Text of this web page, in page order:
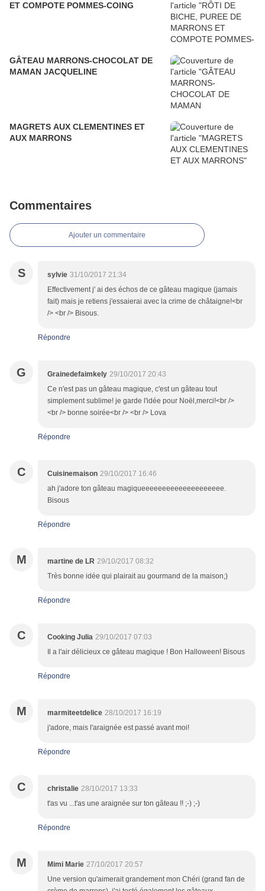
ET COMPOTE POMMES-COING
GÂTEAU MARRONS-CHOCOLAT DE
MAMAN JACQUELINE
MAGRETS AUX CLEMENTINES ET
AUX MARRONS
Commentaires
Ajouter un commentaire
S sylvie 31/10/2017 21:34
Effectivement j' ai des échos de ce gâteau magique (jamais
fait) mais je retiens j'essaierai avec la crime de châtaigne!<br
/> <br /> Bisous.
Répondre
G Grainedefaimkely 29/10/2017 20:43
Ce n'est pas un gâteau magique, c'est un gâteau tout
simplement sublime! je garde l'idée pour Noël,merci!<br />
<br /> bonne soirée<br /> <br /> Lova
Répondre
C Cuisinemaison 29/10/2017 16:46
ah j'adore ton gâteau magiqueeeeeeeeeeeeeeeeeeee.
Bisous
Répondre
M martine de LR 29/10/2017 08:32
Très bonne idée qui plairait au gourmand de la maison;)
Répondre
C Cooking Julia 29/10/2017 07:03
Il a l'air délicieux ce gâteau magique ! Bon Halloween! Bisous
Répondre
M marmiteetdelice 28/10/2017 16:19
j'adore, mais l'araignée est passé avant moi!
Répondre
C christalie 28/10/2017 13:33
t'as vu ...t'as une araignée sur ton gâteau !! ;-) ;-)
Répondre
M Mimi Marie 27/10/2017 20:57
Une version qu'aimerait grandement mon Chéri (grand fan de